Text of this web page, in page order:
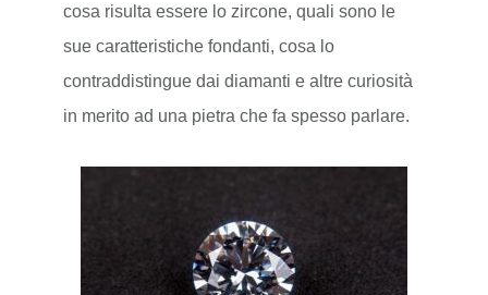
cosa risulta essere lo zircone, quali sono le
sue caratteristiche fondanti, cosa lo
contraddistingue dai diamanti e altre curiosità
in merito ad una pietra che fa spesso parlare.